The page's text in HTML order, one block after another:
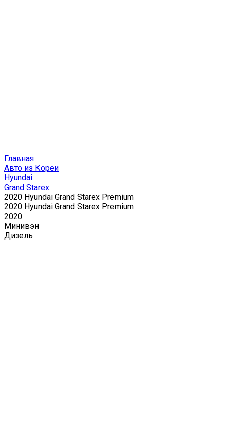
Главная
Авто из Кореи
Hyundai
Grand Starex
2020 Hyundai Grand Starex Premium
2020 Hyundai Grand Starex Premium
2020
Минивэн
Дизель